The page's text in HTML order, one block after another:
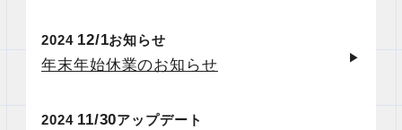
2024 12 1お知らせ
年末年始休業のお知らせ
2024 11 30アップデート